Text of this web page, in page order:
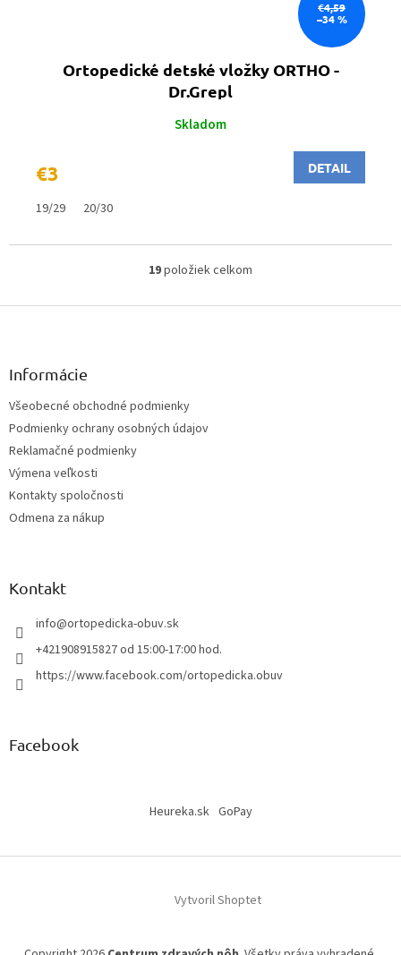
€4,59
–34 %
Ortopedické detské vložky ORTHO -
Dr.Grepl
Skladom
€3 DETAIL
19/29 20/30
O
l
p
19položiek celkom
Z
Informácie
Všeobecné obchodné podmienky
Podmienky ochrany osobných údajov
Reklamačné podmienky
Výmena veľkosti
Kontakty spoločnosti
Odmena za nákup
Kontakt
info@ortopedicka-obuv.sk
+421908915827 od 15:00-17:00 hod.
https://www.facebook.com/ortopedicka.obuv
Facebook
Heureka.sk GoPay
Vytvoril Shoptet